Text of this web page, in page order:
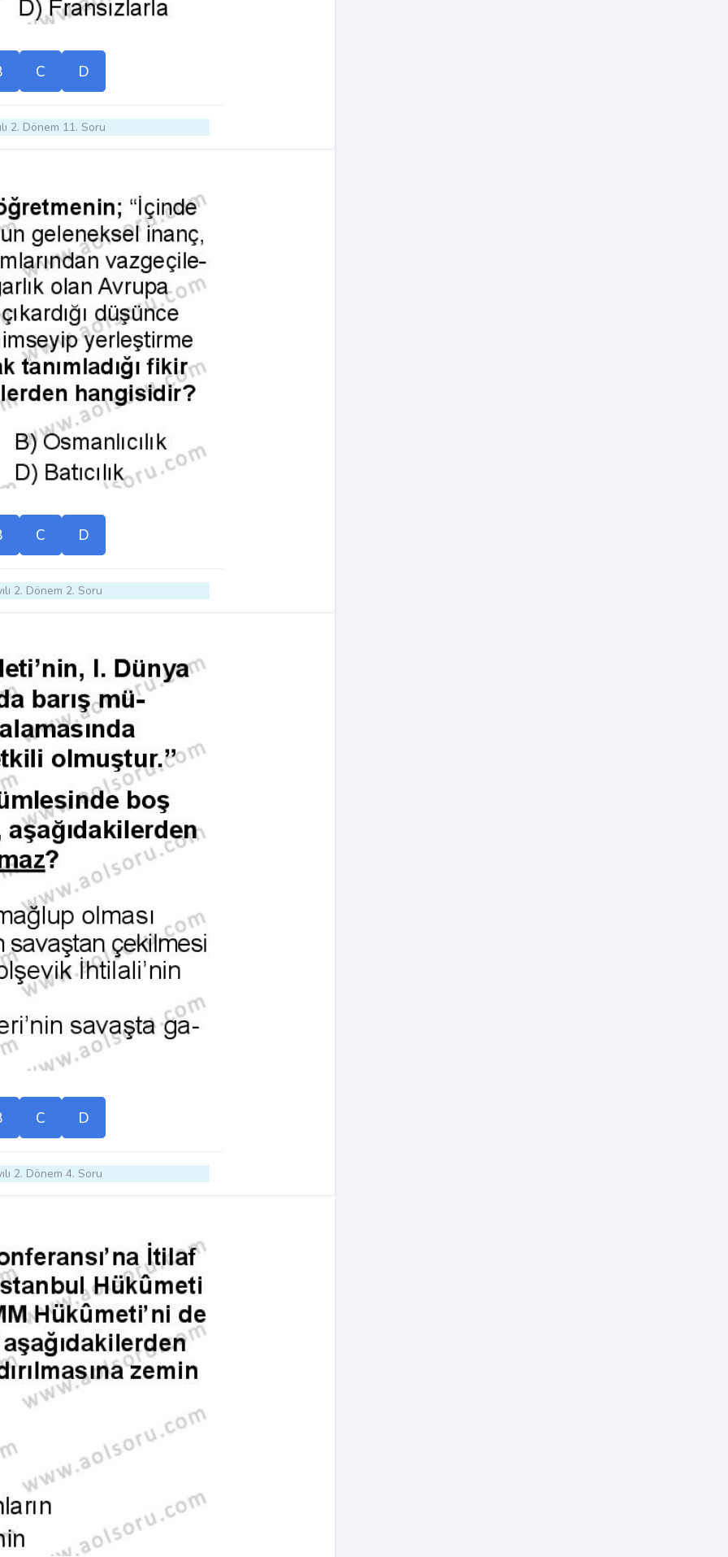
C D
2. Dönem 11. Soru
C D
2. Dönem 2. Soru
C D
2. Dönem 4. Soru